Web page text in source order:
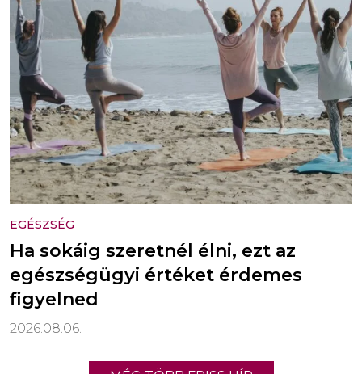
EGÉSZSÉG
Ha sokáig szeretnél élni, ezt az
egészségügyi értéket érdemes
figyelned
2026.08.06.